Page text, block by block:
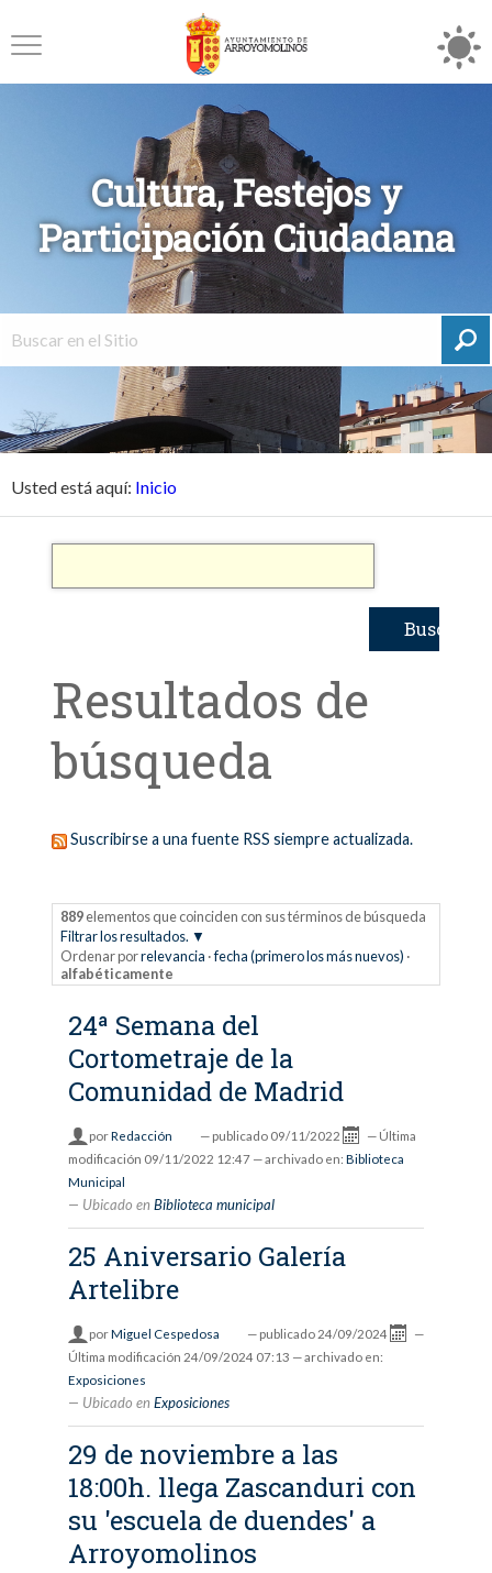
Cultura, Festejos y
Participación Ciudadana
Usted está aquí: Inicio
Resultados de
búsqueda
Suscribirse a una fuente RSS siempre actualizada.
889elementos que coinciden con sus términos de búsqueda
Filtrar los resultados.
Ordenar porrelevancia ·fecha (primero los más nuevos) ·
alfabéticamente
24ª Semana del
Cortometraje de la
Comunidad de Madrid
porRedacción — publicado 09/11/2022 — Última
modificación 09/11/2022 12:47 — archivado en: Biblioteca
Municipal
Ubicado en Biblioteca municipal
25 Aniversario Galería
Artelibre
porMiguel Cespedosa — publicado 24/09/2024
—
Última modificación 24/09/2024 07:13 — archivado en:
Exposiciones
Ubicado en Exposiciones
29 de noviembre a las
18:00h. llega Zascanduri con
su 'escuela de duendes' a
Arroyomolinos